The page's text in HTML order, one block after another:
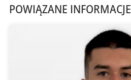
POWIĄZANE INFORMACJE